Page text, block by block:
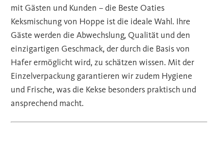
mit Gästen und Kunden – die Beste Oaties
Keksmischung von Hoppe ist die ideale Wahl. Ihre
Gäste werden die Abwechslung, Qualität und den
einzigartigen Geschmack, der durch die Basis von
Hafer ermöglicht wird, zu schätzen wissen. Mit der
Einzelverpackung garantieren wir zudem Hygiene
und Frische, was die Kekse besonders praktisch und
ansprechend macht.